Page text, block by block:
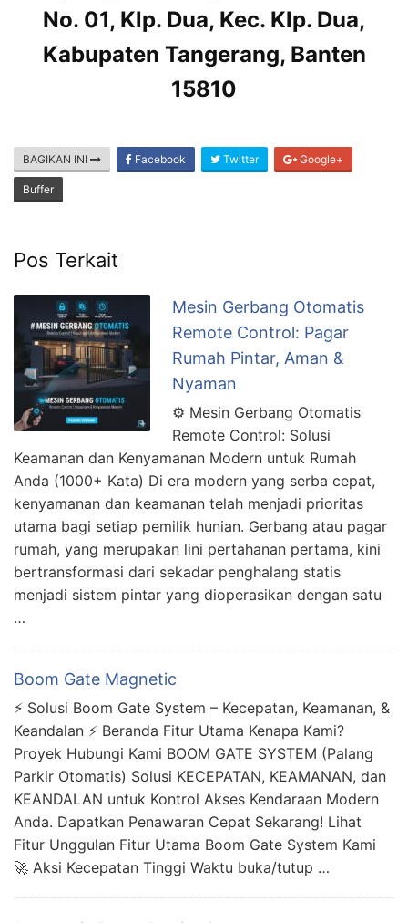
No. 01, Klp. Dua, Kec. Klp. Dua,
Kabupaten Tangerang, Banten
15810
BAGIKAN INI Facebook Twitter Google+
Buffer
Pos Terkait
Mesin Gerbang Otomatis
Remote Control: Pagar
Rumah Pintar, Aman &
Nyaman
⚙️ Mesin Gerbang Otomatis
Remote Control: Solusi
Keamanan dan Kenyamanan Modern untuk Rumah
Anda (1000+ Kata) Di era modern yang serba cepat,
kenyamanan dan keamanan telah menjadi prioritas
utama bagi setiap pemilik hunian. Gerbang atau pagar
rumah, yang merupakan lini pertahanan pertama, kini
bertransformasi dari sekadar penghalang statis
menjadi sistem pintar yang dioperasikan dengan satu
…
Boom Gate Magnetic
⚡️ Solusi Boom Gate System – Kecepatan, Keamanan, &
Keandalan ⚡️ Beranda Fitur Utama Kenapa Kami?
Proyek Hubungi Kami BOOM GATE SYSTEM (Palang
Parkir Otomatis) Solusi KECEPATAN, KEAMANAN, dan
KEANDALAN untuk Kontrol Akses Kendaraan Modern
Anda. Dapatkan Penawaran Cepat Sekarang! Lihat
Fitur Unggulan Fitur Utama Boom Gate System Kami
🚀 Aksi Kecepatan Tinggi Waktu buka/tutup …